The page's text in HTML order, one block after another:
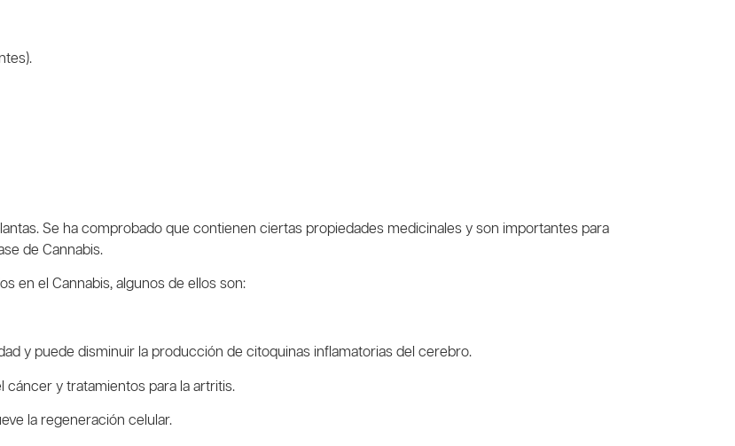
Se ha comprobado que contienen ciertas propiedades medicinales y son importantes para
de Cannabis.
en el Cannabis, algunos de ellos son:
y puede disminuir la producción de citoquinas inflamatorias del cerebro.
cáncer y tratamientos para la artritis.
la regeneración celular.